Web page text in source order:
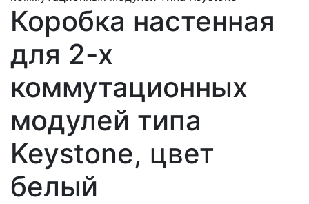
Коробка настенная
для 2-х
коммутационных
модулей типа
Keystone, цвет
белый